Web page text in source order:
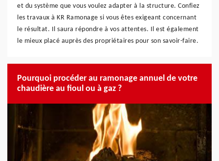
et du système que vous voulez adapter à la structure. Confiez
les travaux à KR Ramonage si vous êtes exigeant concernant
le résultat. Il saura répondre à vos attentes. Il est également
le mieux placé auprès des propriétaires pour son savoir-faire.
Pourquoi procéder au ramonage annuel de votre
chaudière au fioul ou à gaz ?